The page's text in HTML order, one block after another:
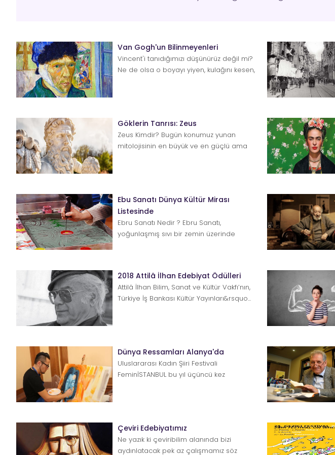
Van Gogh'un Bilinmeyenleri
Vincent'i tanıdığımızı düşünürüz değil mi?
Ne de olsa o boyayı yiyen, kulağını kesen,
Göklerin Tanrısı: Zeus
Zeus Kimdir? Bugün konumuz yunan
mitolojisinin en büyük ve en güçlü ama
Ebu Sanatı Dünya Kültür Mirası
Listesinde
Ebru Sanatı Nedir ? Ebru Sanatı,
yoğunlaşmış sıvı bir zemin üzerinde
2018 Attilâ İlhan Edebiyat Ödülleri
Attilâ İlhan Bilim, Sanat ve Kültür Vakfı’nın,
Türkiye İş Bankası Kültür Yayınları&rsquo...
Dünya Ressamları Alanya'da
Uluslararası Kadın Şiiri Festivali
FeminİSTANBUL bu yıl üçüncü kez
Çeviri Edebiyatımız
Ne yazık ki çeviribilim alanında bizi
aydınlatacak pek az çalışmamız söz